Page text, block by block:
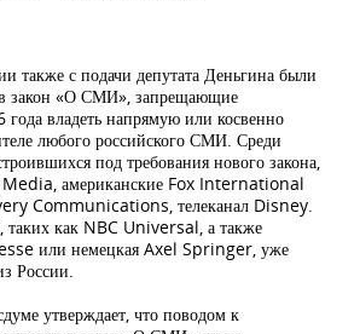
также с подачи депутата Деньгина были
закон «О СМИ», запрещающие
владеть напрямую или косвенно
любого российского СМИ. Среди
под требования нового закона,
американские Fox International
Communications, телеканал Disney.
таких как NBC Universal, а также
или немецкая Axel Springer, уже
России.
утверждает, что поводом к